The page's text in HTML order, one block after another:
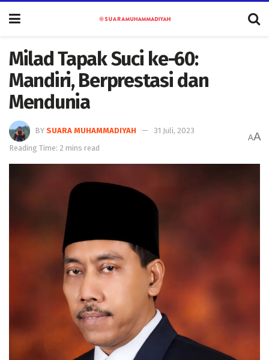
Milad Tapak Suci ke-60:
Mandiri, Berprestasi dan
Mendunia
BY SUARA MUHAMMADIYAH
31 Juli, 2023
Reading Time: 2 mins read
AA